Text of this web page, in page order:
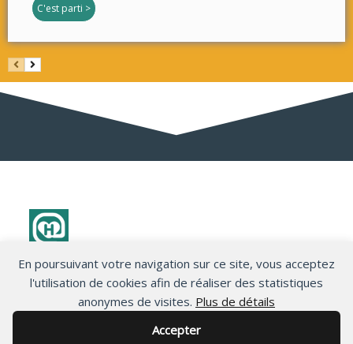
En poursuivant votre navigation sur ce site, vous acceptez
l'utilisation de cookies afin de réaliser des statistiques
anonymes de visites. Plus de détails
Accepter
C'est parti >
Politique de confidentialité